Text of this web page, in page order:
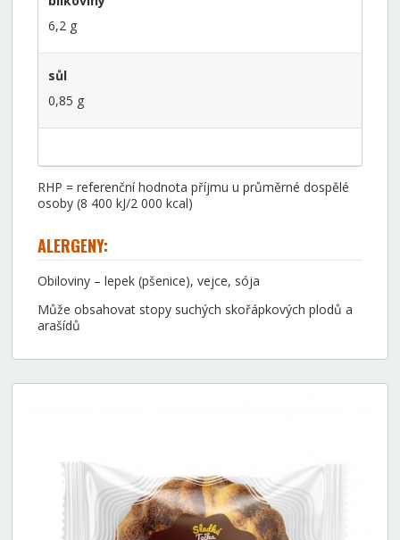
6,2 g
sůl
0,85 g
RHP = referenční hodnota příjmu u průměrné dospělé
osoby (8 400 kJ/2 000 kcal)
ALERGENY:
Obiloviny – lepek (pšenice), vejce, sója
Může obsahovat stopy suchých skořápkových plodů a
arašídů